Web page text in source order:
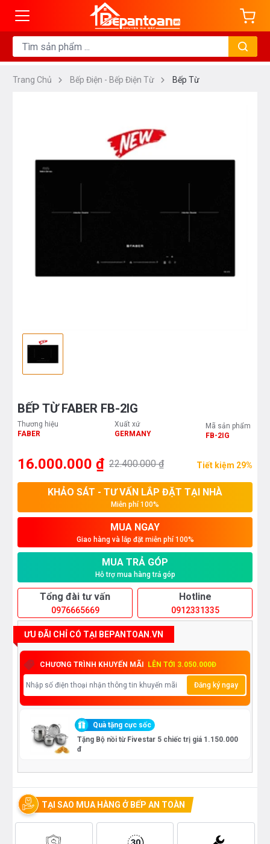
Trang Chủ Bếp Điện - Bếp Điện Từ Bếp Từ
BẾP TỪ FABER FB-2IG
Thương hiệu
FABER
Xuất xứ
GERMANY
Mã sản phẩm
FB-2IG
16.000.000 ₫ 22.400.000 ₫ Tiết kiệm 29%
KHẢO SÁT - TƯ VẤN LẮP ĐẶT TẠI NHÀ
Miễn phí 100%
MUA NGAY
Giao hàng và lắp đặt miễn phí 100%
MUA TRẢ GÓP
Hỗ trợ mua hàng trả góp
Tổng đài tư vấn
0976665669
Hotline
0912331335
ƯU ĐÃI CHỈ CÓ TẠI BEPANTOAN.VN
CHƯƠNG TRÌNH KHUYẾN MÃI LÊN TỚI 3.050.000Đ
Đăng ký ngay
Quà tặng cực sốc
Tặng Bộ nồi từ Fivestar 5 chiếc trị giá 1.150.000
đ
TẠI SAO MUA HÀNG Ở BẾP AN TOÀN